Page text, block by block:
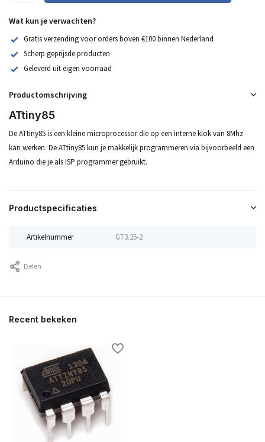
Wat kun je verwachten?
Gratis verzending voor orders boven €100 binnen Nederland
Scherp geprijsde producten
Geleverd uit eigen voorraad
Productomschrijving
ATtiny85
De ATtiny85 is een kleine microprocessor die op een interne klok van 8Mhz
kan werken. De ATtiny85 kun je makkelijk programmeren via bijvoorbeeld een
Arduino die je als ISP programmer gebruikt.
Productspecificaties
Artikelnummer GT3.25-2
Delen
Recent bekeken